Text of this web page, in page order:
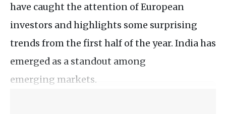
have caught the attention of European
investors and highlights some surprising
trends from the first half of the year. India has
emerged as a standout among
emerging markets.